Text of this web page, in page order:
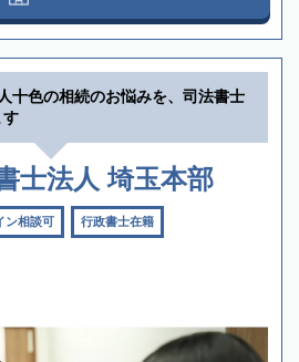
十色の相続のお悩みを、司法書士
す
士法人 埼玉本部
ン相談可 行政書士在籍